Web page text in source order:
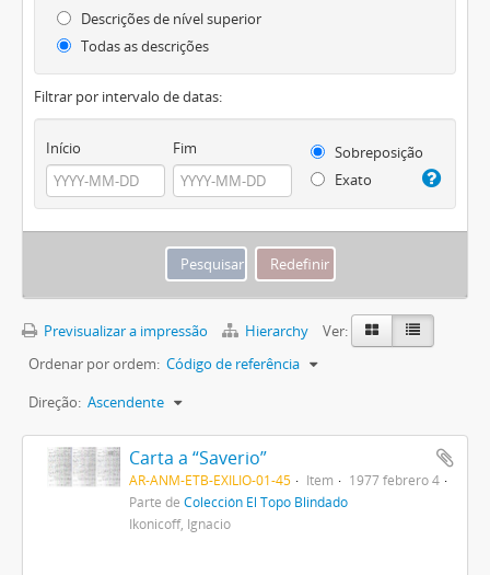
Descrições de nível superior
Todas as descrições
Filtrar por intervalo de datas:
Início Fim
Sobreposição
Exato
Previsualizar a impressão Hierarchy
Ver:
Ordenar por ordem: Código de referência
Direção: Ascendente
Carta a “Saverio”
AR-ANM-ETB-EXILIO-01-45 Item
1977 febrero 4
Parte de Colección El Topo Blindado
Ikonicoff, Ignacio